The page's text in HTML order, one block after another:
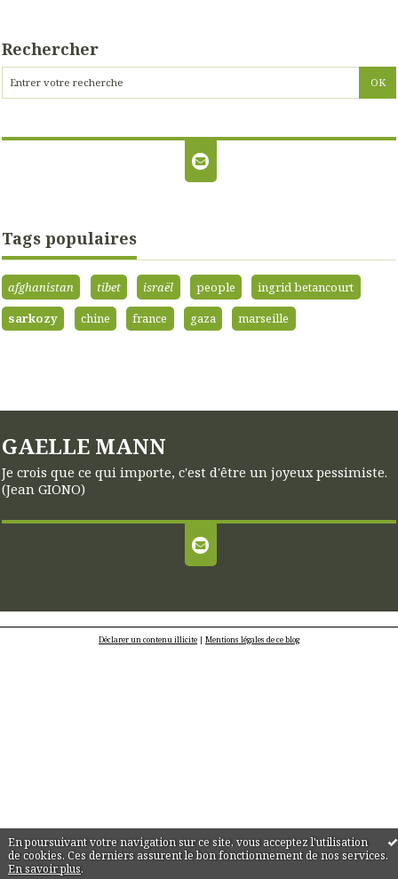
En poursuivant votre navigation sur ce site, vous acceptez l'utilisation
de cookies. Ces derniers assurent le bon fonctionnement de nos services.
En savoir plus.
Rechercher
Tags populaires
afghanistan tibet israël people
ingrid betancourt
sarkozy
chine france gaza marseille
GAELLE MANN
Je crois que ce qui importe, c'est d'être un joyeux pessimiste.
(Jean GIONO)
Déclarer un contenu illicite | Mentions légales de ce blog